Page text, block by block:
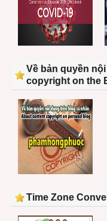
Về bản quyền
copyright on the
Time Zone